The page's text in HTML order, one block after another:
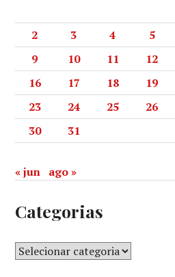
2
3 4 5
9
10 11 12
16
17 18 19
23
24 25 26
30
31
« jun ago »
Categorias